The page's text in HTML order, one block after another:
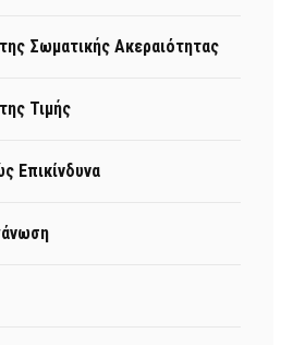
Σωματικής Ακεραιότητας
Τιμής
Επικίνδυνα